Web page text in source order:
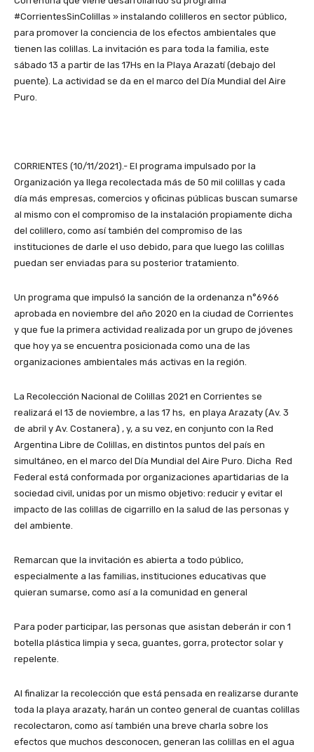
#CorrientesSinColillas » instalando colilleros en sector público,
para promover la conciencia de los efectos ambientales que
tienen las colillas. La invitación es para toda la familia, este
sábado 13 a partir de las 17Hs en la Playa Arazatí (debajo del
puente). La actividad se da en el marco del Día Mundial del Aire
Puro.
CORRIENTES (10/11/2021).- El programa impulsado por la
Organización ya llega recolectada más de 50 mil colillas y cada
día más empresas, comercios y oficinas públicas buscan sumarse
al mismo con el compromiso de la instalación propiamente dicha
del colillero, como así también del compromiso de las
instituciones de darle el uso debido, para que luego las colillas
puedan ser enviadas para su posterior tratamiento.
Un programa que impulsó la sanción de la ordenanza n°6966
aprobada en noviembre del año 2020 en la ciudad de Corrientes
y que fue la primera actividad realizada por un grupo de jóvenes
que hoy ya se encuentra posicionada como una de las
organizaciones ambientales más activas en la región.
La Recolección Nacional de Colillas 2021 en Corrientes se
realizará el 13 de noviembre, a las 17 hs, en playa Arazaty (Av. 3
de abril y Av. Costanera) , y, a su vez, en conjunto con la Red
Argentina Libre de Colillas, en distintos puntos del país en
simultáneo, en el marco del Día Mundial del Aire Puro. Dicha Red
Federal está conformada por organizaciones apartidarias de la
sociedad civil, unidas por un mismo objetivo: reducir y evitar el
impacto de las colillas de cigarrillo en la salud de las personas y
del ambiente.
Remarcan que la invitación es abierta a todo público,
especialmente a las familias, instituciones educativas que
quieran sumarse, como así a la comunidad en general
Para poder participar, las personas que asistan deberán ir con 1
botella plástica limpia y seca, guantes, gorra, protector solar y
repelente.
Al finalizar la recolección que está pensada en realizarse durante
toda la playa arazaty, harán un conteo general de cuantas colillas
recolectaron, como así también una breve charla sobre los
efectos que muchos desconocen, generan las colillas en el agua